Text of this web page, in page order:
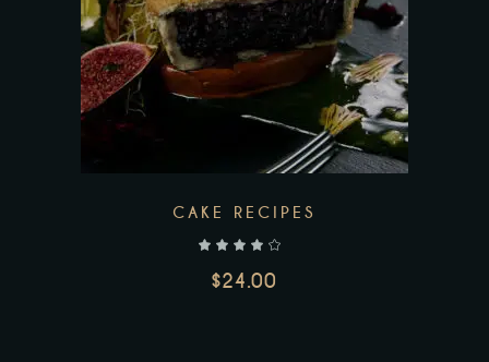
CAKE RECIPES
$24.00